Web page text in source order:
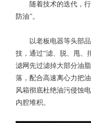
随着技术的迭代，行
防油”。
以老板电器等头部品
技，通过“滤、脱、甩、
滤网先过滤掉大部分油
落，配合高速离心力把
风箱彻底杜绝油污侵蚀
内腔堆积。